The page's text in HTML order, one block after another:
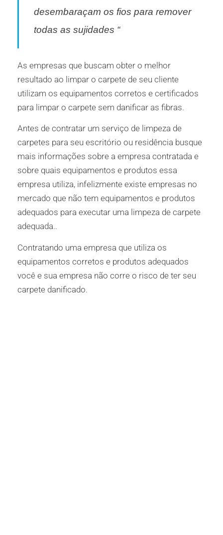
desembaraçam os fios para remover
todas as sujidades “
As empresas que buscam obter o melhor
resultado ao limpar o carpete de seu cliente
utilizam os equipamentos corretos e certificados
para limpar o carpete sem danificar as fibras.
Antes de contratar um serviço de limpeza de
carpetes para seu escritório ou residência busque
mais informações sobre a empresa contratada e
sobre quais equipamentos e produtos essa
empresa utiliza, infelizmente existe empresas no
mercado que não tem equipamentos e produtos
adequados para executar uma limpeza de carpete
adequada..
Contratando uma empresa que utiliza os
equipamentos corretos e produtos adequados
você e sua empresa não corre o risco de ter seu
carpete danificado.